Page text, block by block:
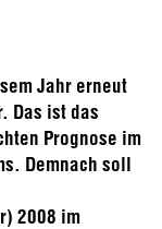
Jahr erneut
Das ist das
Prognose im
Demnach soll
2008 im